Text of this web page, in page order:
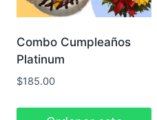
Combo Cumpleaños
Platinum
$185.00